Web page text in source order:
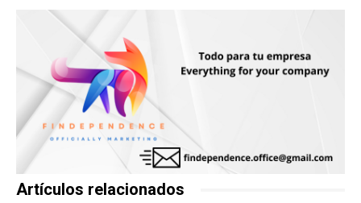
Artículos relacionados